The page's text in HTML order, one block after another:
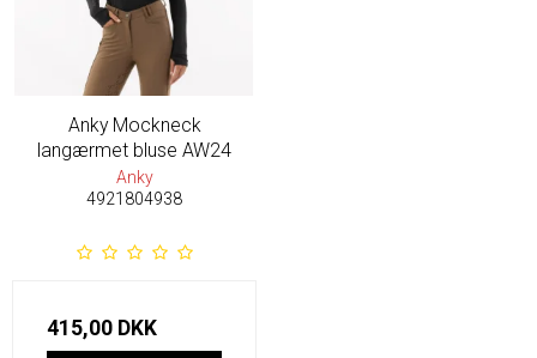
Anky Mockneck
langærmet bluse AW24
Anky
4921804938
415,00 DKK